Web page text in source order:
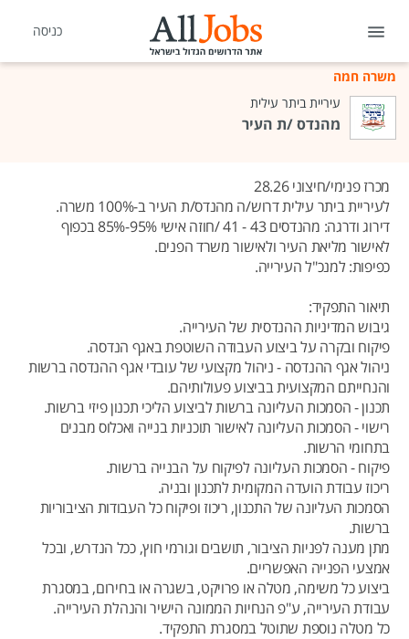
כניסה
משרה חמה
עיריית ביתר עילית
מהנדס /ת העיר
מכרז פנימי/חיצוני 28.26
לעיריית ביתר עילית דרוש/ה מהנדס/ת העיר ב-100% משרה.
דירוג ודרגה: מהנדסים 43 - 41 /חוזה אישי 95%-85% בכפוף
לאישור מליאת העיר ולאישור משרד הפנים.
כפיפות: למנכ"ל העירייה.
תיאור התפקיד:
גיבוש המדיניות ההנדסית של העירייה.
פיקוח ובקרה על ביצוע העבודה השוטפת באגף הנדסה.
ניהול אגף ההנדסה - ניהול מקצועי של עובדי אגף ההנדסה ברשות
והנחייתם המקצועית בביצוע פעולותיהם.
תכנון - הסמכות העליונה ברשות לביצוע הליכי תכנון פיזי ברשות.
רישוי - הסמכות העליונה לאישור תוכניות בנייה ואכלוס מבנים
בתחומי הרשות.
פיקוח - הסמכות העליונה לפיקוח על הבנייה ברשות.
ריכוז עבודת הועדה המקומית לתכנון ובניה.
הסמכות העליונה של התכנון, ריכוז ופיקוח כל העבודות הציבוריות
ברשות.
מתן מענה לפניות הציבור, תושבים וגורמי חוץ, ככל הנדרש, ובכל
אמצעי הפנייה האפשריים.
ביצוע כל משימה, מטלה או פרויקט, בשגרה או בחירום, במסגרת
עבודת העירייה, ע"פ הנחיות הממונה הישיר והנהלת העירייה.
כל מטלה נוספת שתוטל במסגרת התפקיד.